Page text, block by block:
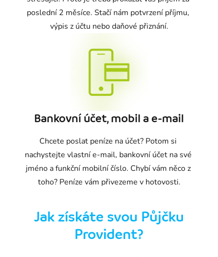
poslední 2 měsíce. Stačí nám potvrzení příjmu,
výpis z účtu nebo daňové přiznání.
Bankovní účet, mobil a e-mail
Chcete poslat peníze na účet? Potom si
nachystejte vlastní e-mail, bankovní účet na své
jméno a funkční mobilní číslo. Chybí vám něco z
toho? Peníze vám přivezeme v hotovosti.
Jak získáte svou Půjčku
Provident?